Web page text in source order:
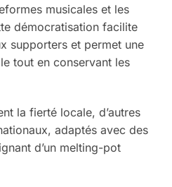
musicales et les
démocratisation facilite
supporters et permet une
tout en conservant les
la fierté locale, d’autres
adaptés avec des
d’un melting-pot